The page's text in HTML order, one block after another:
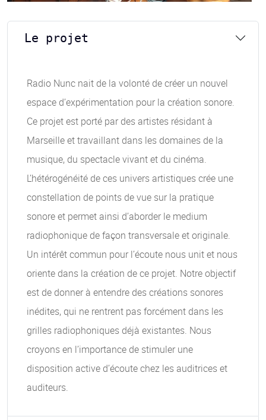
Le projet
Radio Nunc nait de la volonté de créer un nouvel
espace d’expérimentation pour la création sonore.
Ce projet est porté par des artistes résidant à
Marseille et travaillant dans les domaines de la
musique, du spectacle vivant et du cinéma.
L’hétérogénéité de ces univers artistiques crée une
constellation de points de vue sur la pratique
sonore et permet ainsi d’aborder le medium
radiophonique de façon transversale et originale.
Un intérêt commun pour l’écoute nous unit et nous
oriente dans la création de ce projet. Notre objectif
est de donner à entendre des créations sonores
inédites, qui ne rentrent pas forcément dans les
grilles radiophoniques déjà existantes. Nous
croyons en l’importance de stimuler une
disposition active d’écoute chez les auditrices et
auditeurs.